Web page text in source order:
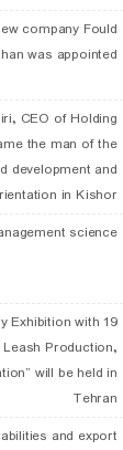
company Fould
was appointed
CEO of Holding
the man of the
development and
in Kishor
science
Exhibition with
Production,
will be held in
Tehran
and export